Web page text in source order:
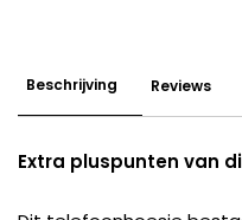
Beschrijving Reviews
Extra pluspunten van